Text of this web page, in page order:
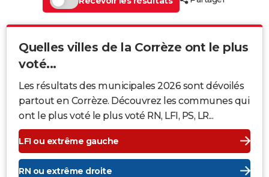
Quelles villes de la Corrèze ont le plus
voté...
Les résultats des municipales 2026 sont dévoilés
partout en Corrèze. Découvrez les communes qui
ont le plus voté le plus voté RN, LFI, PS, LR...
LFI ou extrême gauche
RN ou extrême droite